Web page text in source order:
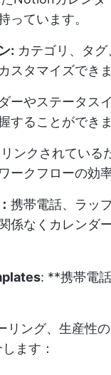
っています。
: カテゴリ、タ
スタマイズできま
ーやステータス
することができま
ンクされている
ークフローの効
携帯電話、ラッ
係なくカレンダ
: **携帯電
リング、生産性
ます：